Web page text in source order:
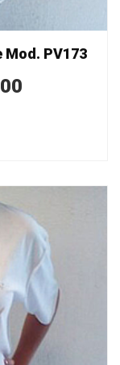
Mod. PV173